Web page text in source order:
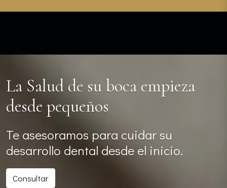
La Salud de su boca empieza
desde pequeños
Te asesoramos para cuidar su
desarrollo dental desde el inicio.
Consultar